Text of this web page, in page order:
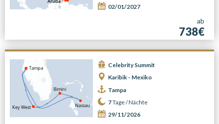
02/01/2027
ab
738€
Celebrity Summit
Karibik - Mexiko
Tampa
7Tage /Nächte
29/11/2026